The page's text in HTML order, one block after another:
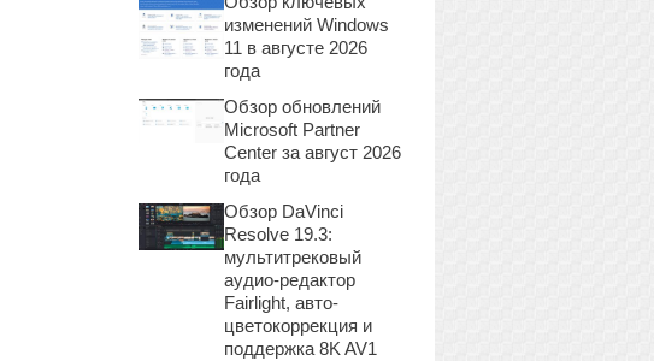
изменений Windows
11 в августе 2026
года
Обзор обновлений
Microsoft Partner
Center за август 2026
года
Обзор DaVinci
Resolve 19.3:
мультитрековый
аудио-редактор
Fairlight, авто-
цветокоррекция и
поддержка 8K AV1